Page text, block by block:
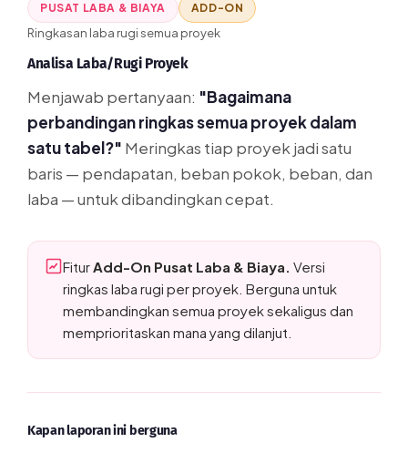
PUSAT LABA & BIAYA ADD-ON
Ringkasan laba rugi semua proyek
Analisa Laba/Rugi Proyek
Menjawab pertanyaan: "Bagaimana
perbandingan ringkas semua proyek dalam
satu tabel?" Meringkas tiap proyek jadi satu
baris — pendapatan, beban pokok, beban, dan
laba — untuk dibandingkan cepat.
FiturAdd-On Pusat Laba & Biaya. Versi
ringkas laba rugi per proyek. Berguna untuk
membandingkan semua proyek sekaligus dan
memprioritaskan mana yang dilanjut.
Kapan laporan ini berguna